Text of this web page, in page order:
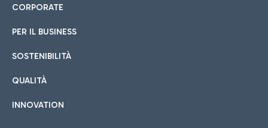
CORPORATE
PER IL BUSINESS
SOSTENIBILITÀ
QUALITÀ
INNOVATION